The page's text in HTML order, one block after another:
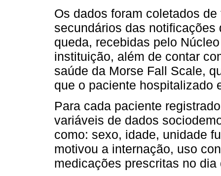
Os dados foram coletados
secundários das
queda, recebidas pelo
instituição, além de contar
saúde da Morse Fall Scale,
que o paciente hospitalizado
Para cada paciente
variáveis de dados
como: sexo, idade, unidade
motivou a internação, uso
medicações prescritas no